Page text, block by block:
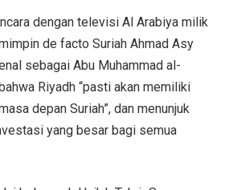
dengan televisi Al Arabiya milik
de facto Suriah Ahmad Asy
sebagai Abu Muhammad al-
Riyadh “pasti akan memiliki
depan Suriah”, dan menunjuk
yang besar bagi semua